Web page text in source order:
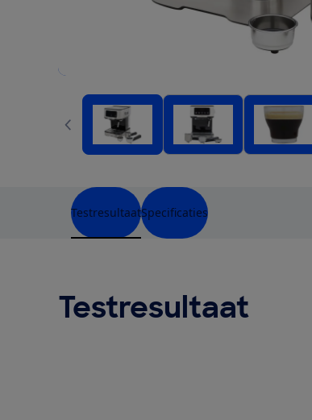
TestresultaatSpecificaties
Testresultaat